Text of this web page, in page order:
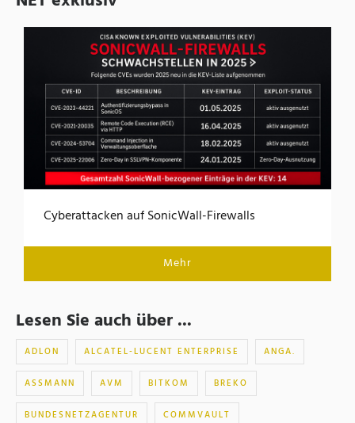
Cyberattacken auf SonicWall-Firewalls
Mehr
Lesen Sie auch über ...
ADLON ALCATEL-LUCENT ENTERPRISE ANGA.
ASSMANN AVM BITKOM BREKO
BUNDESNETZAGENTUR COMMVAULT